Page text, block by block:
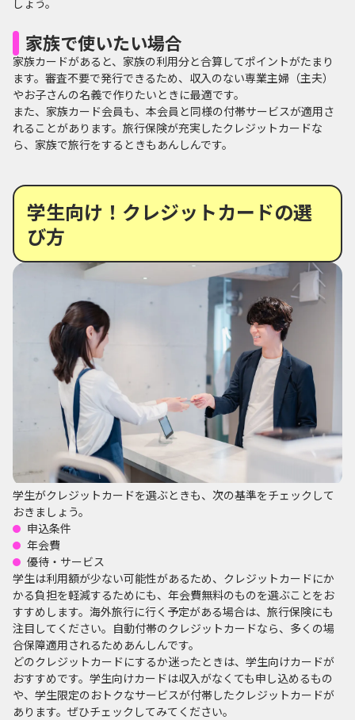
しょう。
家族で使いたい場合
家族カードがあると、家族の利用分と合算してポイントがたまり
ます。審査不要で発行できるため、収入のない専業主婦（主夫）
やお子さんの名義で作りたいときに最適です。
また、家族カード会員も、本会員と同様の付帯サービスが適用さ
れることがあります。旅行保険が充実したクレジットカードな
ら、家族で旅行をするときもあんしんです。
学生向け！クレジットカードの選
び方
学生がクレジットカードを選ぶときも、次の基準をチェックして
おきましょう。
申込条件
年会費
優待・サービス
学生は利用額が少ない可能性があるため、クレジットカードにか
かる負担を軽減するためにも、年会費無料のものを選ぶことをお
すすめします。海外旅行に行く予定がある場合は、旅行保険にも
注目してください。自動付帯のクレジットカードなら、多くの場
合保障適用されるためあんしんです。
どのクレジットカードにするか迷ったときは、学生向けカードが
おすすめです。学生向けカードは収入がなくても申し込めるもの
や、学生限定のおトクなサービスが付帯したクレジットカードが
あります。ぜひチェックしてみてください。